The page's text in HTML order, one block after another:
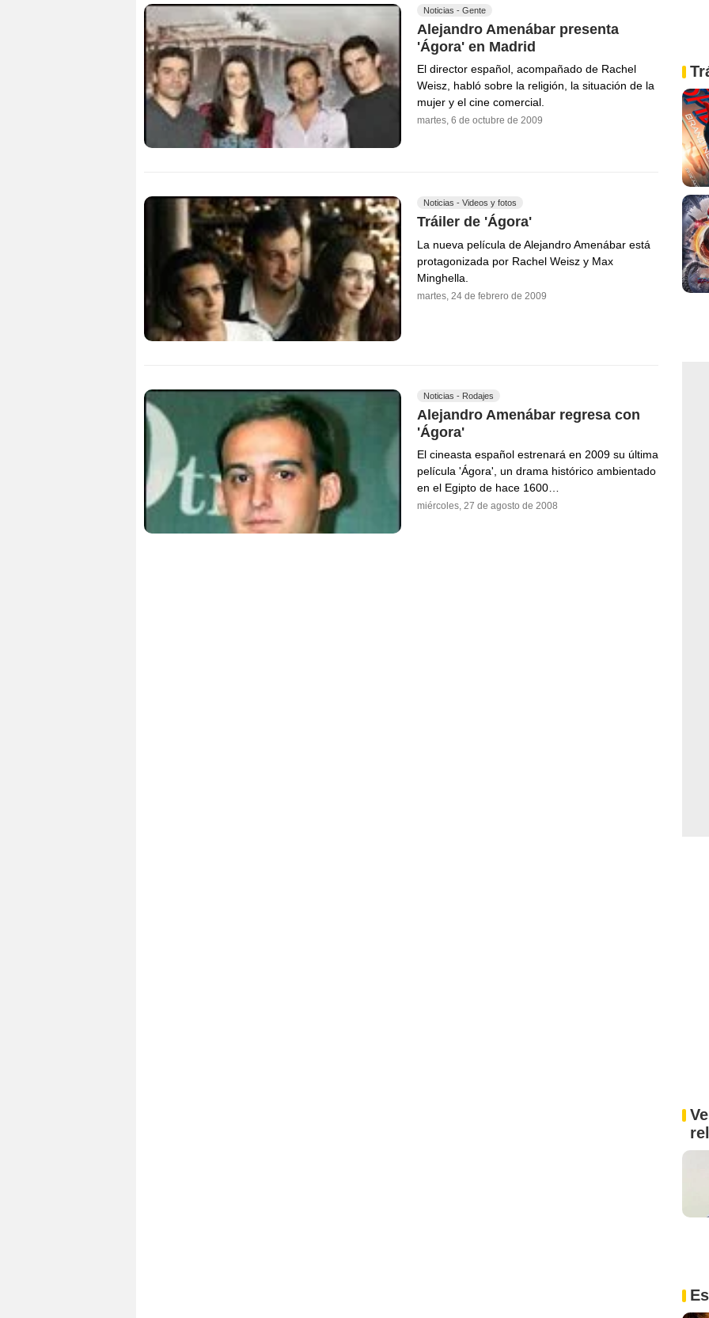
Noticias - Gente
Alejandro Amenábar presenta
'Ágora' en Madrid
El director español, acompañado de Rachel
Weisz, habló sobre la religión, la situación de la
mujer y el cine comercial.
martes, 6 de octubre de 2009
Noticias - Videos y fotos
Tráiler de 'Ágora'
La nueva película de Alejandro Amenábar está
protagonizada por Rachel Weisz y Max
Minghella.
martes, 24 de febrero de 2009
Noticias - Rodajes
Alejandro Amenábar regresa con
'Ágora'
El cineasta español estrenará en 2009 su última
película 'Ágora', un drama histórico ambientado
en el Egipto de hace 1600…
miércoles, 27 de agosto de 2008